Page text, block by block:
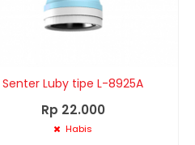
Senter Luby tipe L-8925A
Rp 22.000
Habis